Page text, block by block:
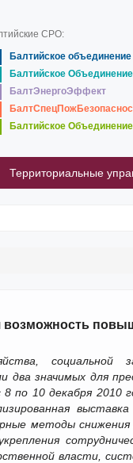
СРО:
Балтийское объединение
Балтийское
БалтЭнергоЭффект
Балтийское
Территориальные
возможность
социальной
два значимых для
по 10 декабря 2010
методы снижения
власти,